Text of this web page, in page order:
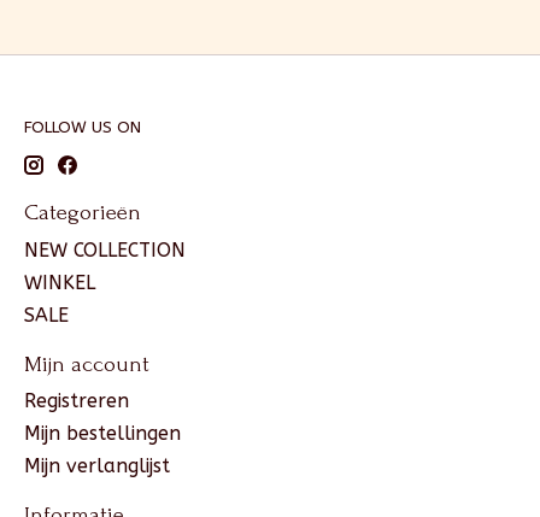
FOLLOW US ON
Categorieën
NEW COLLECTION
WINKEL
SALE
Mijn account
Registreren
Mijn bestellingen
Mijn verlanglijst